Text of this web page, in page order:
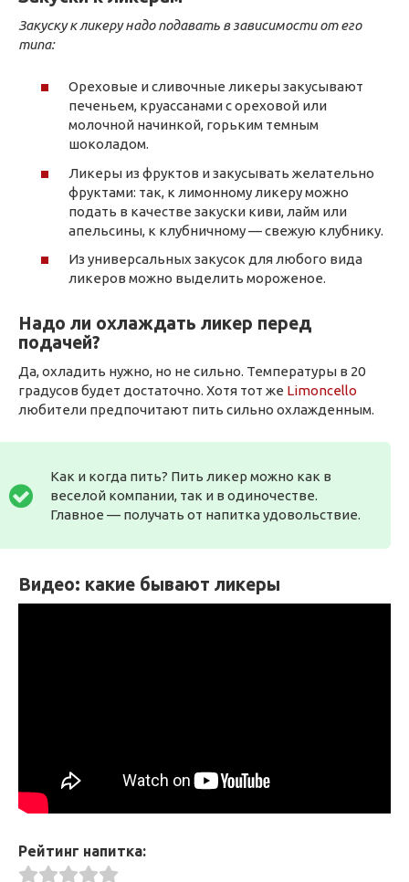
Закуску к ликеру надо подавать в зависимости от его
типа:
Ореховые и сливочные ликеры закусывают
печеньем, круассанами с ореховой или
молочной начинкой, горьким темным
шоколадом.
Ликеры из фруктов и закусывать желательно
фруктами: так, к лимонному ликеру можно
подать в качестве закуски киви, лайм или
апельсины, к клубничному — свежую клубнику.
Из универсальных закусок для любого вида
ликеров можно выделить мороженое.
Надо ли охлаждать ликер перед
подачей?
Да, охладить нужно, но не сильно. Температуры в 20
градусов будет достаточно. Хотя тот же Limoncello
любители предпочитают пить сильно охлажденным.
Как и когда пить? Пить ликер можно как в
веселой компании, так и в одиночестве.
Главное — получать от напитка удовольствие.
Видео: какие бывают ликеры
Рейтинг напитка: